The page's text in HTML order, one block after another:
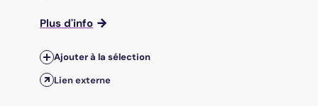
Plus d'info
Ajouter à la sélection
Lien externe